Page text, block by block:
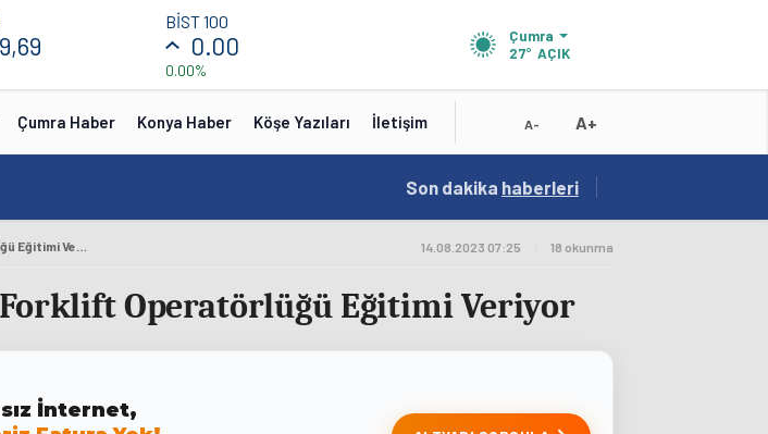
BİST 100
0.00
0.00%
Çumra
27° AÇIK
Çumra Haber Konya Haber Köşe Yazıları İletişim A- A+
15:41 / Test
Son dakika haberleri
Bandırma Ticaret Odası Kadınlara Forklift Operatörlüğü Eğitimi Veriyor 14.08.2023 07:25 18 okunma
Forklift Operatörlüğü Eğitimi Veriyor
İnternet,